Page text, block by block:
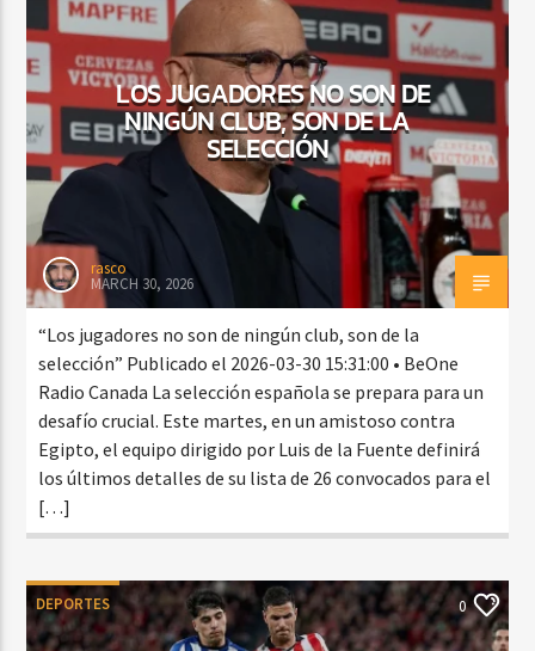
CURRENT SHOW
BALADAS Y VALLENATO
2:00 PM 5:00 PM
Beone Radio
LOS JUGADORES NO SON DE
NINGÚN CLUB, SON DE LA
SELECCIÓN
rasco
MARCH 30, 2026
“Los jugadores no son de ningún club, son de la
selección” Publicado el 2026-03-30 15:31:00 • BeOne
Radio Canada La selección española se prepara para un
desafío crucial. Este martes, en un amistoso contra
Egipto, el equipo dirigido por Luis de la Fuente definirá
los últimos detalles de su lista de 26 convocados para el
[…]
DEPORTES 0